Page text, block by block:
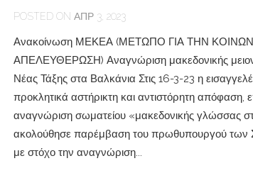
POSTED ON ΑΠΡ 3, 2023
Ανακοίνωση ΜΕΚΕΑ (ΜΕΤΩΠΟ ΓΙΑ ΤΗΝ
ΑΠΕΛΕΥΘΕΡΩΣΗ) Αναγνώριση μακεδονικής
Νέας Τάξης στα Βαλκάνια Στις 16-3-23 η
προκλητικά αστήρικτη και αντιστόρητη απόφαση,
αναγνώριση σωματείου «μακεδονικής γλώσσας
ακολούθησε παρέμβαση του πρωθυπουργού των
με στόχο την αναγνώριση...